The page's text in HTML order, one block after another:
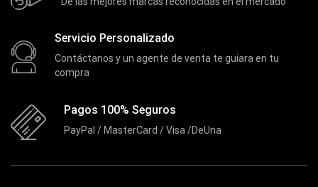
Servicio Personalizado
Contáctanos y un agente de venta te guiara en tu
compra
Pagos 100% Seguros
PayPal / MasterCard / Visa /DeUna